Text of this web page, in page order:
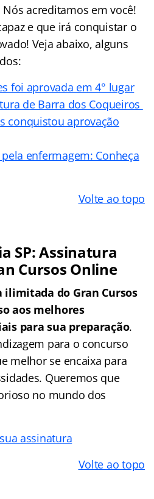
acreditamos em você!
e que irá conquistar o
Veja abaixo, alguns
foi aprovada em 4° lugar
de Barra dos Coqueiros
conquistou aprovação
enfermagem: Conheça
Volte ao topo
SP: Assinatura
Cursos Online
do Gran Cursos
aos melhores
para sua preparação.
para o concurso
melhor se encaixa para
Queremos que
no mundo dos
assinatura
Volte ao topo